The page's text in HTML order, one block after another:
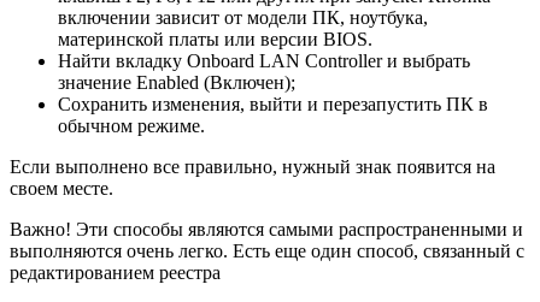
включении зависит от модели ПК, ноутбука,
материнской платы или версии BIOS.
Найти вкладку Onboard LAN Controller и выбрать
значение Enabled (Включен);
Сохранить изменения, выйти и перезапустить ПК в
обычном режиме.
Если выполнено все правильно, нужный знак появится на
своем месте.
Важно! Эти способы являются самыми распространенными и
выполняются очень легко. Есть еще один способ, связанный с
редактированием реестра